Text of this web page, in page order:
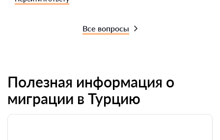
Все вопросы
Полезная информация о
миграции в Турцию